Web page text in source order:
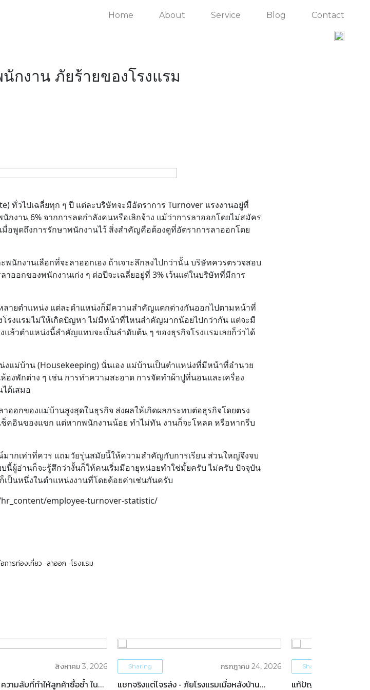
Home About Service Blog Contact
กงาน ภัยร้ายของโรงแรม
ทั่วไปเฉลี่ยทุก ๆ ปี แต่ละบริษัทจะมีอัตราการ Turnover แรงงานอยู่ที่
กงาน 6% จากการลดกำลังคนหรือเลิกจ้าง แม้ว่าการลาออกโดยไม่สมัคร
อพูดถึงการรักษาพนักงานไว้ สิ่งสำคัญคือต้องดูที่อัตราการลาออกโดย
นักงานเลือกที่จะลาออกเอง ถ้าเจาะลึกลงไปกว่านั้น บริษัทควรตรวจสอบ
ออกของพนักงานเก่ง ๆ ต่อปีจะเฉลี่ยอยู่ที่ 3% เว้นแต่ในบริษัทที่มีการ
ลายตำแหน่ง แต่ละตำแหน่งก็มีความสำคัญแตกต่างกันออกไปตามหน้าที่
รงแรมไม่ให้เกิดปัญหา ไม่มีหน้าที่ไหนสำคัญมากน้อยไปกว่ากัน แต่จะมี
วตำแหน่งนี้สำคัญแทบจะเป็นลำดับต้น ๆ ของธุรกิจโรงแรมเลยก็ว่าได้
แม่บ้าน (Housekeeping) นั่นเอง แม่บ้านเป็นตำแหน่งที่มีหน้าที่อำนวย
งพักต่าง ๆ เช่น การทำความสะอาด การจัดทำผ้าปูที่นอนและเครื่อง
ด้เสมอ
อกของแม่บ้านสูงสุดในธุรกิจ ส่งผลให้เกิดผลกระทบต่อธุรกิจโดยตรง
คอินของแขก แต่หากพนักงานน้อย ทำไม่ทัน งานก็จะโหลด หรือหากรีบ
ากเท่าที่ควร แถมวัยรุ่นสมัยนี้ให้ความสำคัญกับการเรียน ส่วนใหญ่จึงจบ
ผู้อ่านก็จะรู้สึกว่างั้นก็ให้คนเริ่มมีอายุหน่อยทำใช่มั้ยครับ ไม่ครับ ปัจจุบัน
ป็นหนึ่งในตำแหน่งงานที่โดยด้อยค่าเช่นกันครับ
employee-turnover-statistic/
การท่องเที่ยว ลาออก โรงแรม
สิงหาคม 3, 2026
วามลับที่ทำให้ลูกค้าซื้อซ้ำ ใน
Sharing กรกฎาคม 24, 2026
แชทจริงแต่โจรส่ง - ภัยโรงแรมเมื่อหลังบ้าน
Sharing
แก้ปัญหา ‘ทำคอนเทน